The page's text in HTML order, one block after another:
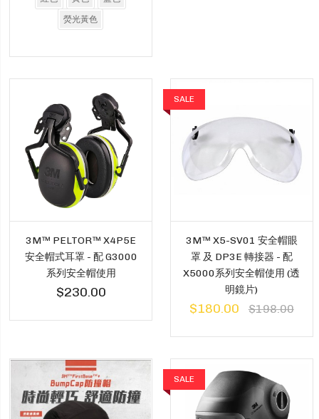
熒光黃色
3M™ PELTOR™ X4P5E
安全帽式耳罩 - 配 G3000
系列安全帽使用
$230.00
SALE
3M™ X5-SV01 安全帽眼
罩 及 DP3E 轉接器 - 配
X5000系列安全帽使用 (透
明鏡片)
$180.00 $198.00
SALE